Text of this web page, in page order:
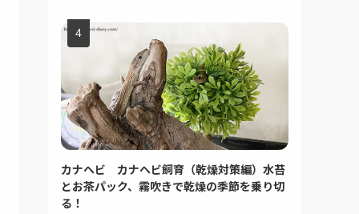
カナヘビ カナヘビ飼育（乾燥対策編）水苔
とお茶パック、霧吹きで乾燥の季節を乗り切
る！